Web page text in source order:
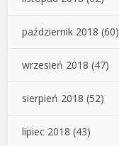
październik 2018 (60)
wrzesień 2018 (47)
sierpień 2018 (52)
lipiec 2018 (43)